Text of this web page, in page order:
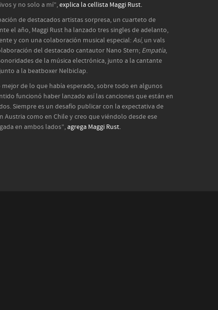
y no solo a mí”,explica la cellista Maggi Rust.
de destacados artistas sorpresa, un cuarteto de
el año, Maggi Rust ha lanzado tres singles de adelanto,
y con una colaboración musical especial:Así, un vals
del destacado cantautor Nano Stern; Empatía,
de la música electrónica, junto a la cantante
a la beatboxer Nelbiclap.
mejor de lo que había esperado, sobre todo en algunos
funcionó haber lanzado así las canciones que están en
Siempre es un desafío publicar con la expectativa de
Austria como en Chile y creo que viéndolo desde ese
en ambos lados”, agrega Maggi Rust.